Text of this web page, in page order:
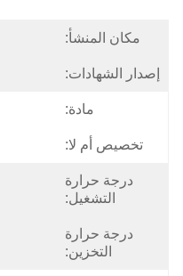
مكان المنشأ:
إصدار الشهادات:
مادة:
تخصيص أم لا:
درجة حرارة
التشغيل:
درجة حرارة
التخزين: